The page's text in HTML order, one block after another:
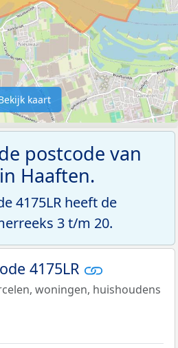
kaart
postcode van
in Haaften.
4175LR heeft de
3 t/m 20.
4175LR
woningen, huishoudens